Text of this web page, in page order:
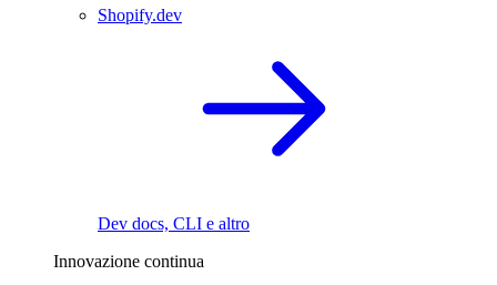
Shopify.dev
Dev docs, CLI e altro
Innovazione continua